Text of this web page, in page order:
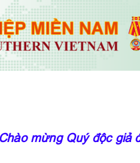
mừng Quý độc giả